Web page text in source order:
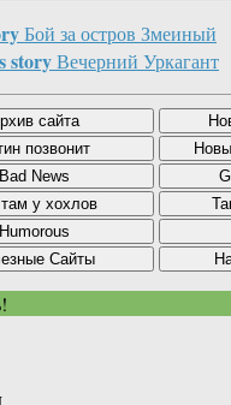
Бой за остров Змеиный
storyВечерний Уркагант